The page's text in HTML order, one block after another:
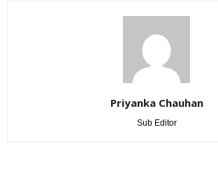
Priyanka Chauhan
Sub Editor